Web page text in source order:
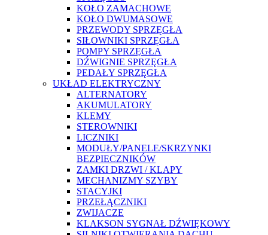
KOŁO ZAMACHOWE
KOŁO DWUMASOWE
PRZEWODY SPRZĘGŁA
SIŁOWNIKI SPRZĘGŁA
POMPY SPRZĘGŁA
DŹWIGNIE SPRZĘGŁA
PEDAŁY SPRZĘGŁA
UKŁAD ELEKTRYCZNY
ALTERNATORY
AKUMULATORY
KLEMY
STEROWNIKI
LICZNIKI
MODUŁY/PANELE/SKRZYNKI
BEZPIECZNIKÓW
ZAMKI DRZWI / KLAPY
MECHANIZMY SZYBY
STACYJKI
PRZEŁĄCZNIKI
ZWIJACZE
KLAKSON SYGNAŁ DŹWIĘKOWY